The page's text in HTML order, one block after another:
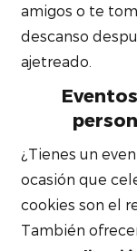
amigos o te
descanso
ajetreado.
¿Tienes un
ocasión que
cookies son el
También